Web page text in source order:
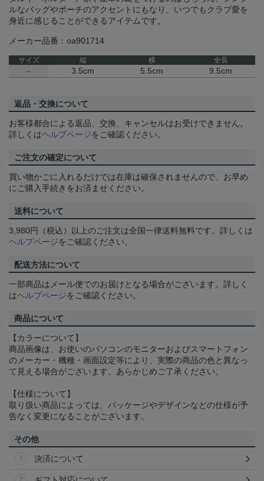
ルなバッグやポーチのアクセントにもなり、いつでもクラブ愛を
身近に感じることができるアイテムです。
メーカー品番：oa901714
サイズ 縦 横 全長
- 3.5cm 5.5cm 9.5cm
返品・交換について
お客様都合による返品、交換、キャンセルはお受けできません。
詳しくはヘルプページをご確認ください。
ご注文の確定について
買い物かごに入れるだけでは在庫は確保されませんので、お早め
にご購入手続きをお済ませください。
送料について
3,980円（税込）以上のご注文は全国一律送料無料です。詳しくは
ヘルプページをご確認ください。
配送方法について
一部商品はメール便でのお届けとなる場合がございます。詳しく
はヘルプページをご確認ください。
商品について
【カラーについて】
商品画像は、お使いのパソコンのモニターおよびスマートフォン
のメーカー・機種・画面設定等により、実際の商品の色と異なっ
て見える場合がございます。あらかじめご了承ください。
【仕様について】
取り扱い商品によっては、パッケージやデザインなどの仕様が予
告なく変更になることがございます。
その他
決済について